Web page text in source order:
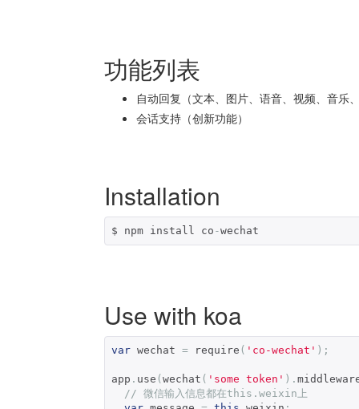
功能列表
自动回复（文本、图片、语音、视频、音乐
会话支持（创新功能）
Installation
$ npm install co -wechat
Use with koa
var wechat = require ( 'co-wechat' );
app . use (wechat ( 'some token' ).
// 微信输入信息都在this.weixin上